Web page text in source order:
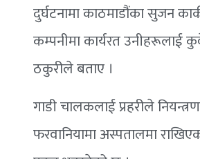
दुर्घटनामा काठमाडौंका सुजन
कम्पनीमा कार्यरत उनीहरूलाई
ठकुरीले बताए ।
गाडी चालकलाई प्रहरीले
फरवानियामा अस्पतालमा